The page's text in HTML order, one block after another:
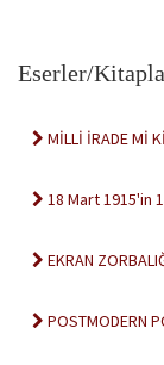
Eserler/
MİLLİ İRADE Mİ
18 Mart 1915'in
EKRAN
POSTMODERN